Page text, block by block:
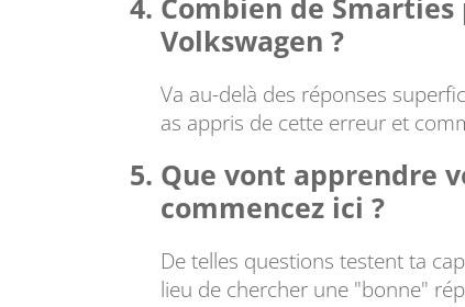
Combien de
Volkswagen ?
Va au-delà des réponses
as appris de cette erreur et
Que vont apprendre
commencez ici ?
De telles questions testent ta
lieu de chercher une "bonne"